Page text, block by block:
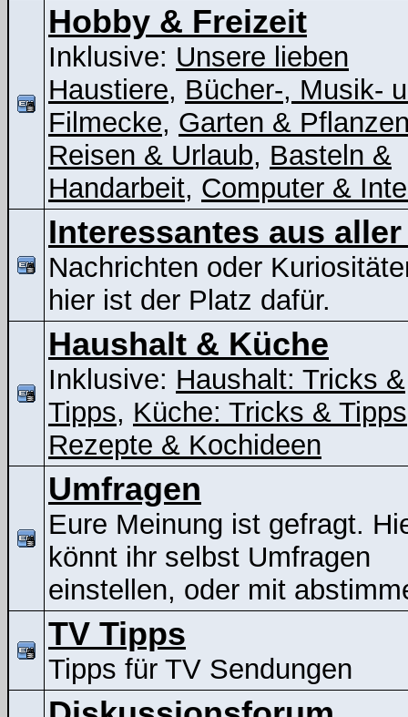
Hobby & Freizeit
Inklusive: Unsere lieben
Haustiere, Bücher-, Musik-
Filmecke, Garten &
Reisen & Urlaub, Basteln &
Handarbeit, Computer &
Interessantes aus
Nachrichten oder
hier ist der Platz dafür.
Haushalt & Küche
Inklusive: Haushalt: Tricks &
Tipps, Küche: Tricks & Tipps
Rezepte & Kochideen
Umfragen
Eure Meinung ist gefragt.
könnt ihr selbst Umfragen
einstellen, oder mit
TV Tipps
Tipps für TV Sendungen